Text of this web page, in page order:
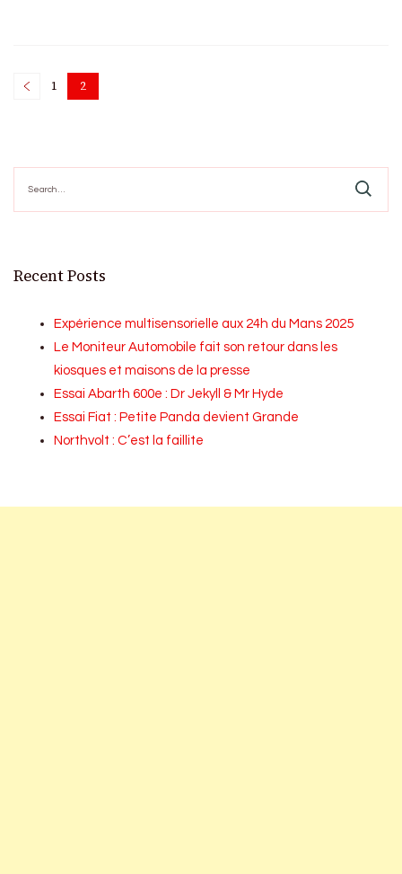
Posts
Page
1 Page
2
for:
Recent Posts
Expérience multisensorielle aux 24h du Mans 2025
Le Moniteur Automobile fait son retour dans les
kiosques et maisons de la presse
Essai Abarth 600e : Dr Jekyll & Mr Hyde
Essai Fiat : Petite Panda devient Grande
Northvolt : C’est la faillite